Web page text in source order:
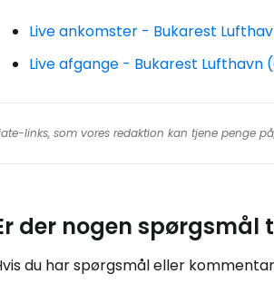
Live ankomster - Bukarest
Live afgange - Bukarest Lufthavn
links, som vores redaktion kan tjene penge
der nogen spørgsmål
du har spørgsmål eller